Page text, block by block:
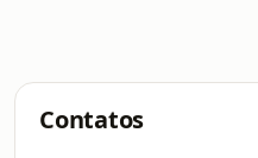
Contatos